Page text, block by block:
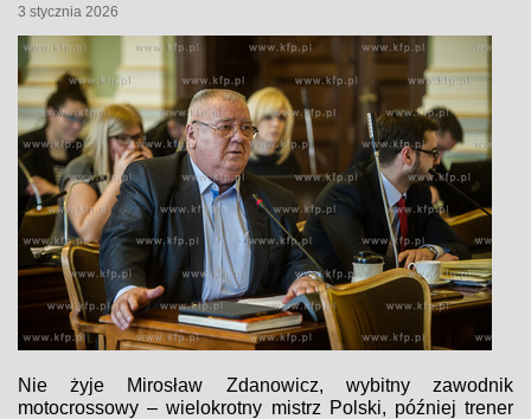
3 stycznia 2026
Nie żyje Mirosław Zdanowicz, wybitny zawodnik
motocrossowy – wielokrotny mistrz Polski, później trener